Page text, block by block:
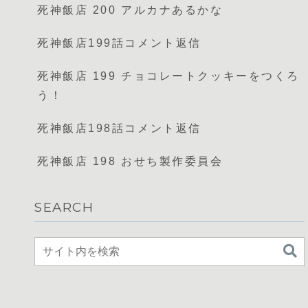
死神飯店 200 アルカナあるかな
死神飯店199話コメント返信
死神飯店 199 チョコレートクッキーをつくろ
う！
死神飯店198話コメント返信
死神飯店 198 おせち製作委員会
SEARCH